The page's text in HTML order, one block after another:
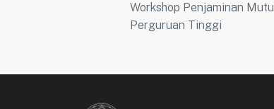
Workshop Penjaminan Mutu
Perguruan Tinggi